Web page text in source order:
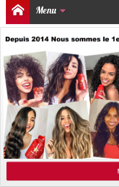
Menu